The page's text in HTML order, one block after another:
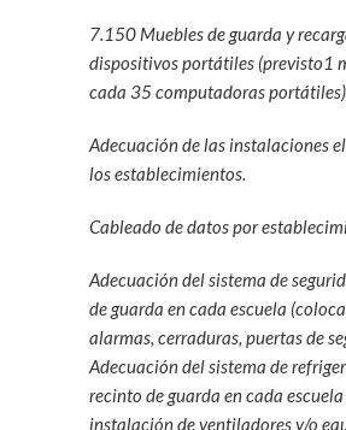
7.150 Muebles de guarda y
dispositivos portátiles (previsto1
cada 35 computadoras
Adecuación de las instalaciones
los establecimientos.
Cableado de datos por
Adecuación del sistema de
de guarda en cada escuela
alarmas, cerraduras, puertas de
Adecuación del sistema de
recinto de guarda en cada
instalación de ventiladores y/o